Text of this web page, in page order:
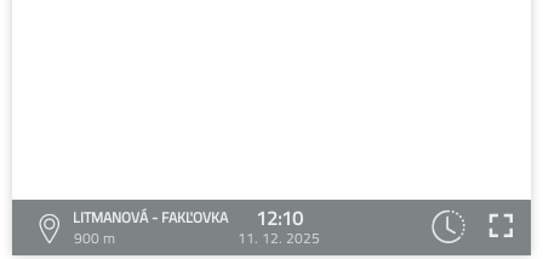
LITMANOVÁ - FAKĽOVKA
900 m
12:10
11. 12. 2025